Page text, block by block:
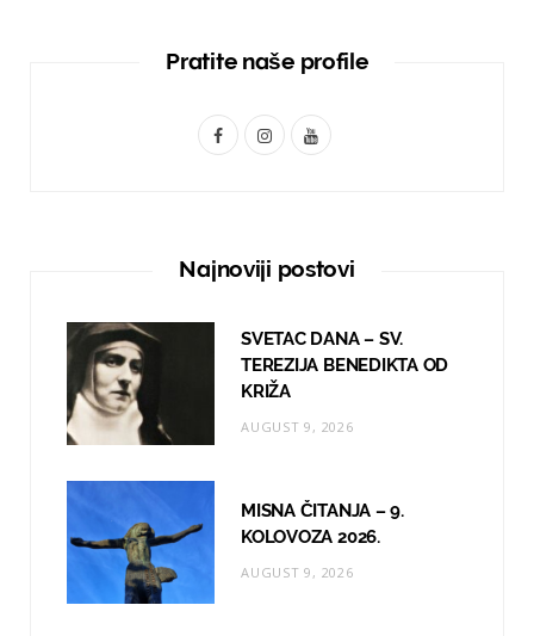
Pratite naše profile
F
I
t
g
r
a
Y
T
b
e
Najnoviji postovi
SVETAC DANA – SV.
TEREZIJA BENEDIKTA OD
KRIŽA
AUGUST 9, 2026
MISNA ČITANJA – 9.
KOLOVOZA 2026.
AUGUST 9, 2026